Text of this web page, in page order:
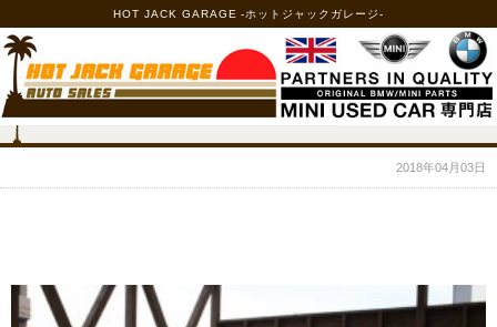
HOT JACK GARAGE -ホットジャックガレージ-
2018年04月03日